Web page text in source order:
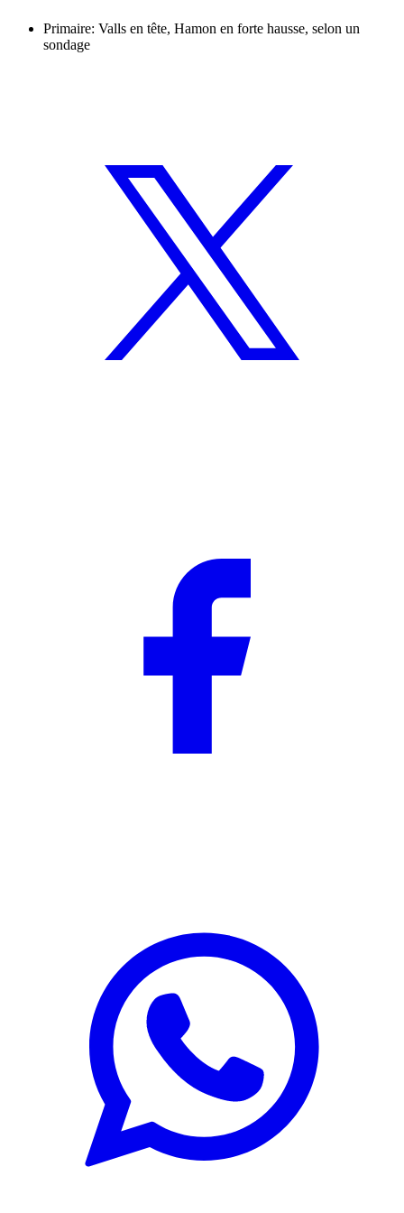
Primaire: Valls en tête, Hamon en forte hausse, selon un
sondage